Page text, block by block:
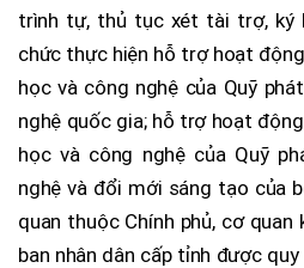
trình tự, thủ tục xét tài trợ, ký
chức thực hiện hỗ trợ hoạt
học và công nghệ của Quỹ
nghệ quốc gia; hỗ trợ hoạt
học và công nghệ của Quỹ
nghệ và đổi mới sáng tạo của
quan thuộc Chính phủ, cơ
ban nhân dân cấp tỉnh được